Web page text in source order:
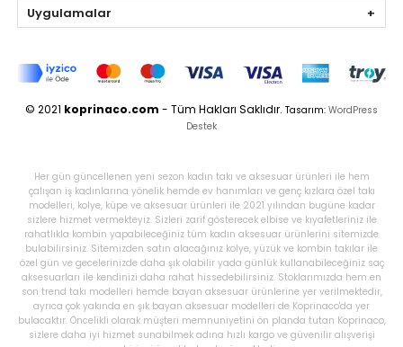
Uygulamalar
© 2021 koprinaco.com - Tüm Hakları Saklıdır. Tasarım: WordPress
Destek
Her gün güncellenen yeni sezon kadın takı ve aksesuar ürünleri ile hem
çalışan iş kadınlarına yönelik hemde ev hanımları ve genç kızlara özel takı
modelleri, kolye, küpe ve aksesuar ürünleri ile 2021 yılından bugüne kadar
sizlere hizmet vermekteyiz. Sizleri zarif gösterecek elbise ve kıyafetleriniz ile
rahatlıkla kombin yapabileceğiniz tüm kadın aksesuar ürünlerini sitemizde
bulabilirsiniz. Sitemizden satın alacağınız kolye, yüzük ve kombin takılar ile
özel gün ve gecelerinizde daha şık olabilir yada günlük kullanabileceğiniz saç
aksesuarları ile kendinizi daha rahat hissedebilirsiniz. Stoklarımızda hem en
son trend takı modelleri hemde bayan aksesuar ürünlerine yer verilmektedir,
ayrıca çok yakında en şık bayan aksesuar modelleri de Koprinaco'da yer
bulacaktır. Öncelikli olarak müşteri memnuniyetini ön planda tutan Koprinaco,
sizlere daha iyi hizmet sunabilmek adına hızlı kargo ve güvenilir alışverişi